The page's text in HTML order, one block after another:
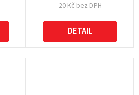
20 Kč bez DPH
DETAIL